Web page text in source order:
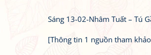
Sáng 13-02-Nhâm Tuất – Tú
[Thông tin 1 nguồn tham